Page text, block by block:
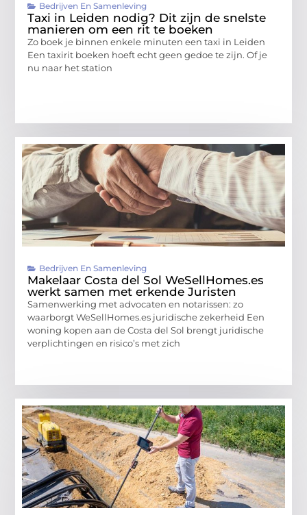
Bedrijven En Samenleving
Taxi in Leiden nodig? Dit zijn de snelste
manieren om een rit te boeken
Zo boek je binnen enkele minuten een taxi in Leiden
Een taxirit boeken hoeft echt geen gedoe te zijn. Of je
nu naar het station
Bedrijven En Samenleving
Makelaar Costa del Sol WeSellHomes.es
werkt samen met erkende Juristen
Samenwerking met advocaten en notarissen: zo
waarborgt WeSellHomes.es juridische zekerheid Een
woning kopen aan de Costa del Sol brengt juridische
verplichtingen en risico’s met zich